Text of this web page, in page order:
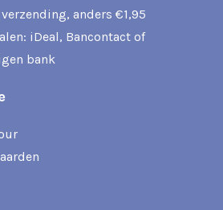
anders €1,95
iDeal, Bancontact of
bank